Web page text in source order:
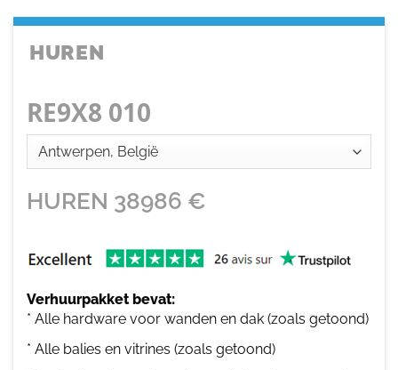
HUREN
RE9X8 010
HUREN 38986 €
Verhuurpakket bevat:
* Alle hardware voor wanden en dak (zoals getoond)
* Alle balies en vitrines (zoals getoond)